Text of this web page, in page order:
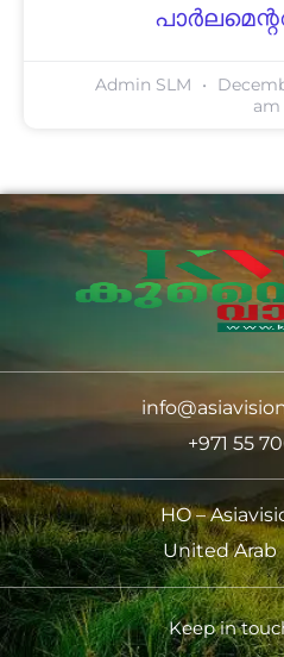
Admin SLM
am
+971 55
HO –
United Arab
Keep in